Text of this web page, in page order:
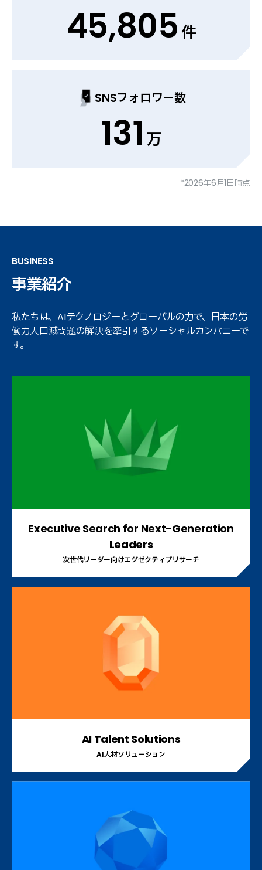
45,805 件
SNSフォロワー数
131 万
*2026年6月1日時点
BUSINESS
事業紹介
私たちは、AIテクノロジーとグローバルの力で、日本の労
働力人口減問題の解決を牽引するソーシャルカンパニーで
す。
Executive Search for Next-Generation
Leaders
次世代リーダー向けエグゼクティブリサーチ
AI Talent Solutions
AI人材ソリューション